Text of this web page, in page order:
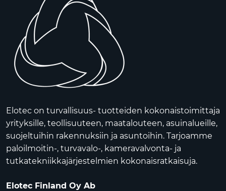
Elotec on turvallisuus- tuotteiden kokonaistoimittaja
yrityksille, teollisuuteen, maatalouteen, asuinalueille,
suojeltuihin rakennuksiin ja asuntoihin. Tarjoamme
paloilmoitin-, turvavalo-, kameravalvonta- ja
tutkatekniikkajärjestelmien kokonaisratkaisuja.
Elotec Finland Oy Ab